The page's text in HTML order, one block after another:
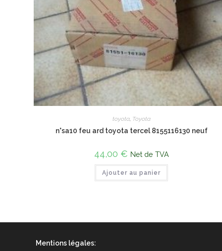
toyota, Toyota
n°sa10 feu ard toyota tercel 8155116130 neuf
44,00 € Net de TVA
Ajouter au panier
Mentions légales: